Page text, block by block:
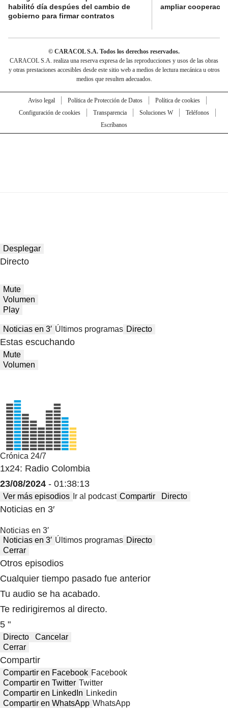
habilitó día despúes del cambio de
gobierno para firmar contratos
ampliar
© CARACOL S.A. Todos los derechos reservados.
CARACOL S.A. realiza una reserva expresa de las reproducciones y usos de las obras
y otras prestaciones accesibles desde este sitio web a medios de lectura mecánica u otros
medios que resulten adecuados.
Aviso legal Política de Protección de Datos
Política de cookies
Configuración de cookies
Transparencia Soluciones W
Teléfonos
Escríbanos
Desplegar
Directo
Mute
Volumen
Play
Noticias en 3′ Últimos programas Directo
Estas escuchando
Mute
Volumen
Crónica 24/7
1x24: Radio Colombia
23/08/2024 - 01:38:13
Ver más episodios Ir al podcast Compartir Directo
Noticias en 3′
Noticias en 3′
Noticias en 3′ Últimos programas Directo
Cerrar
Otros episodios
Cualquier tiempo pasado fue anterior
Tu audio se ha acabado.
Te redirigiremos al directo.
5 "
Directo
Cancelar
Cerrar
Compartir
Compartir en Facebook Facebook
Compartir en Twitter Twitter
Compartir en LinkedIn Linkedin
Compartir en WhatsApp WhatsApp